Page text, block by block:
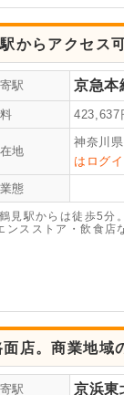
からアクセス可
駅 京急本
423,637
地
神奈川
はログ
態
見駅からは徒歩5分
ンスストア・飲食店
店。商業地域
駅 京浜東